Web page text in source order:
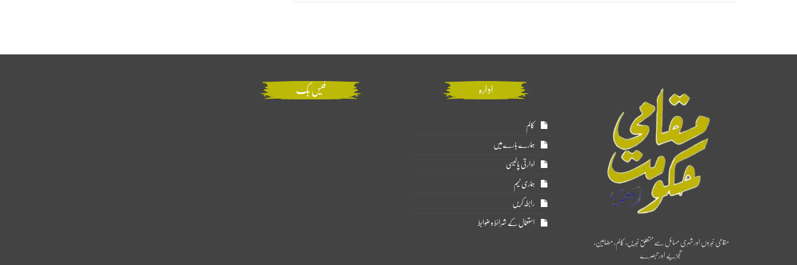
مقامی خبروں اور شہری مسائل سے متعلق خبریں، کالم، مضامین،
تجزیے اور تبصرے
ادارہ
کالم
ہمارے بارے میں
ادارتی پالیسی
ہماری ٹیم
رابطہ کریں
استعمال کے شرائط و ضوابط
فیس بک